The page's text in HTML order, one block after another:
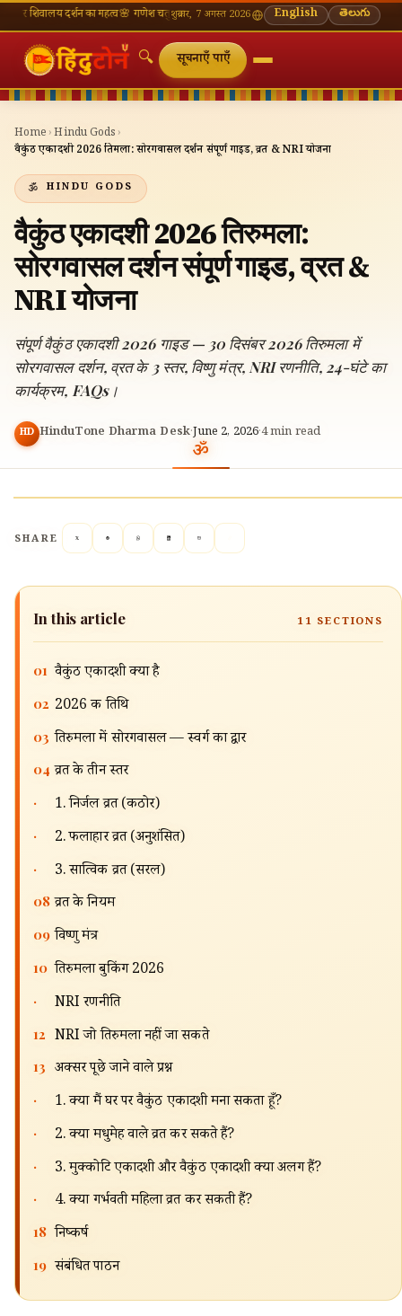
दर्शन का महत्व🌸 गणेश चतुर्थी — भाद्रपद शुक्ल चतुर्थी⛩ काशी विश्वनाथ — आज के दर्शन समय🔔
शुक्रवार, 7 अगस्त 2026 English తెలుగు
🔍 सूचनाएँ पाएँ
Home ›Hindu Gods ›
वैकुंठ एकादशी 2026 तिरुमला: सोरगवासल दर्शन संपूर्ण गाइड, व्रत & NRI योजना
HINDU GODS
वैकुंठ एकादशी 2026 तिरुमला:
सोरगवासल दर्शन संपूर्ण गाइड, व्रत &
NRI योजना
संपूर्ण वैकुंठ एकादशी 2026 गाइड — 30 दिसंबर 2026 तिरुमला में
सोरगवासल दर्शन, व्रत के 3 स्तर, विष्णु मंत्र, NRI रणनीति, 24-घंटे का
कार्यक्रम, FAQs।
HD HinduTone Dharma Desk·June 2, 2026·4min read
SHARE
In this article 11 SECTIONS
01 वैकुंठ एकादशी क्या है
02 2026 की तिथि
03 तिरुमला में सोरगवासल — स्वर्ग का द्वार
04 व्रत के तीन स्तर
· 1. निर्जल व्रत (कठोर)
· 2. फलाहार व्रत (अनुशंसित)
· 3. सात्विक व्रत (सरल)
08 व्रत के नियम
09 विष्णु मंत्र
10 तिरुमला बुकिंग 2026
· NRI रणनीति
12 NRI जो तिरुमला नहीं जा सकते
13 अक्सर पूछे जाने वाले प्रश्न
· 1. क्या मैं घर पर वैकुंठ एकादशी मना सकता हूँ?
· 2. क्या मधुमेह वाले व्रत कर सकते हैं?
· 3. मुक्कोटि एकादशी और वैकुंठ एकादशी क्या अलग हैं?
· 4. क्या गर्भवती महिला व्रत कर सकती हैं?
18 निष्कर्ष
19 संबंधित पाठन